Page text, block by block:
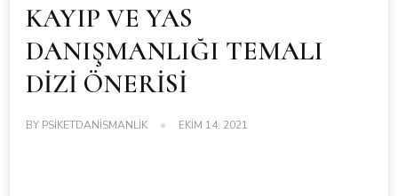
KAYIP VE YAS
DANIŞMANLIĞI TEMALI
DİZİ ÖNERİSİ
BY PSIKETDANISMANLIK EKIM 14, 2021